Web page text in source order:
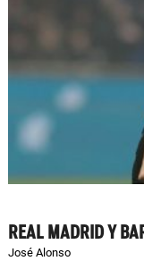
REAL MADRID Y
José Alonso